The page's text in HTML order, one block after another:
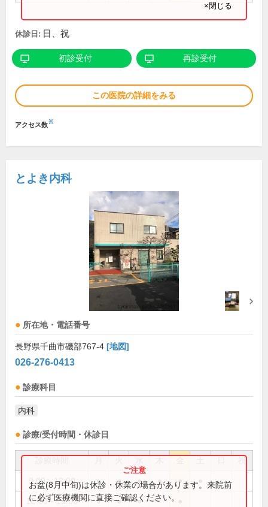
×閉じる
休診日: 日、祝
初診受付 再診受付
この医院の詳細をみる
アクセス数※
とよき内科
所在地・電話番号
長野県千曲市磯部767-4 [地図]
026-276-0413
診療科目
内科
診療/受付時間・休診日
祝
9:00～12:00 ● ● ● ● ●
15:00～18:00 ● ● ●
お盆(8月中旬)は休診・休業の場合があります。来院前
に必ず医療機関に直接ご確認ください。